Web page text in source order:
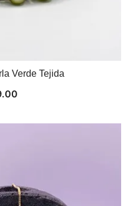
Verde Tejida